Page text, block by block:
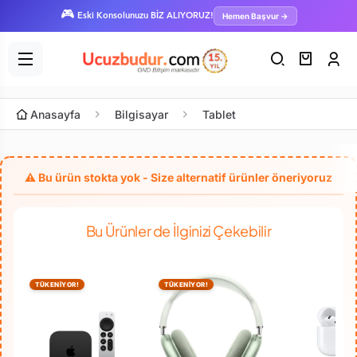
🎮 Eski Konsolunuzu BİZ ALIYORUZ! Hemen Başvur →
Anasayfa Bilgisayar Tablet
Bu Ürünler de İlginizi Çekebilir
TÜKENİYOR! TÜKENİYOR!